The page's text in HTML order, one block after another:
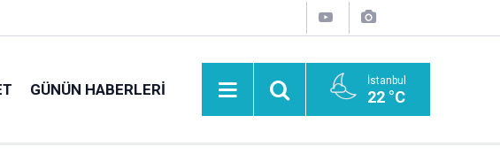
GÜNÜN HABERLERI İstanbul
22 °C